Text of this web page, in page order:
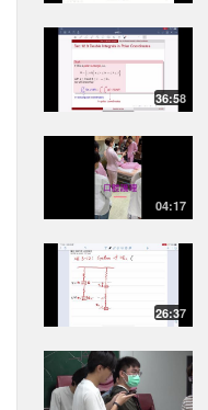
36:58
04:17
26:37